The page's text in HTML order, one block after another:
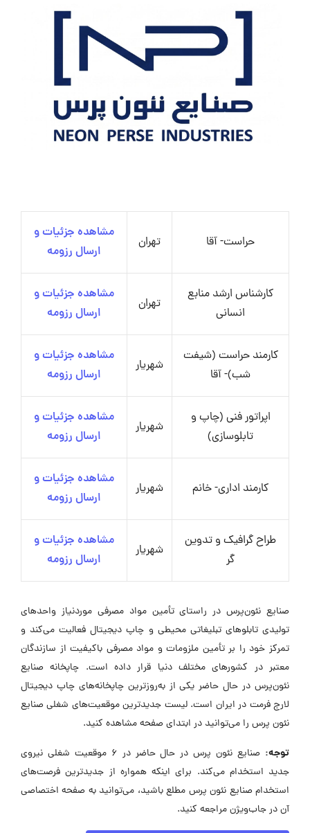
حراست- آقا تهران
مشاهده جزئیات و
ارسال رزومه
کارشناس ارشد منابع
انسانی
تهران
مشاهده جزئیات و
ارسال رزومه
کارمند حراست (شیفت
شب)- آقا
شهریار
مشاهده جزئیات و
ارسال رزومه
اپراتور فنی (چاپ و
تابلوسازی)
شهریار
مشاهده جزئیات و
ارسال رزومه
کارمند اداری- خانم شهریار
مشاهده جزئیات و
ارسال رزومه
طراح گرافیک و تدوین
گر
شهریار
مشاهده جزئیات و
ارسال رزومه
صنایع نئون‌پرس در راستای تأمین مواد مصرفی موردنیاز واحدهای
تولیدی تابلوهای تبلیغاتی محیطی و چاپ دیجیتال فعالیت می‌کند و
تمرکز خود را بر تأمین ملزومات و مواد مصرفی باکیفیت از سازندگان
معتبر در کشورهای مختلف دنیا قرار داده است. چاپخانه صنایع
نئون‌پرس در حال حاضر یکی از به‌روزترین چاپخانه‌های چاپ دیجیتال
لارج فرمت در ایران است. لیست جدیدترین موقعیت‌های شغلی صنایع
نئون پرس را می‌توانید در ابتدای صفحه مشاهده کنید.
توجه:
صنایع نئون پرس در حال حاضر در ۶ موقعیت شغلی نیروی
جدید استخدام می‌کند. برای اینکه همواره از جدیدترین فرصت‌های
استخدام صنایع نئون پرس مطلع باشید، می‌توانید به صفحه اختصاصی
آن در جاب‌ویژن مراجعه کنید.